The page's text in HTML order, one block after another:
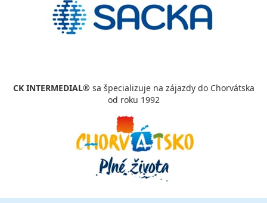
CK INTERMEDIAL® sa špecializuje na zájazdy do Chorvátska
od roku 1992